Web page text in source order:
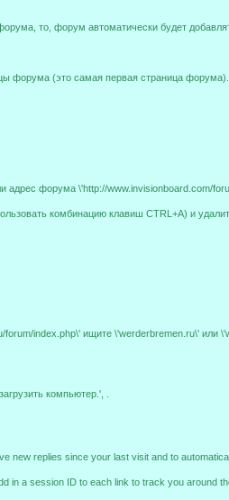
то, форум автоматически будет
(это самая первая страница
форума \'http://www.invisionboard.com/
комбинацию клавиш CTRL+A) и
index.php\' ищите \'werderbremen.ru\' или
компьютер.', .
replies since your last visit and to
in a session ID to each link to track you around